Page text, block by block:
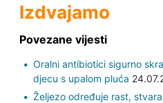
Izdvajamo
Povezane vijesti
Oralni antibiotici sigurno
djecu s upalom pluća
Željezo određuje rast,